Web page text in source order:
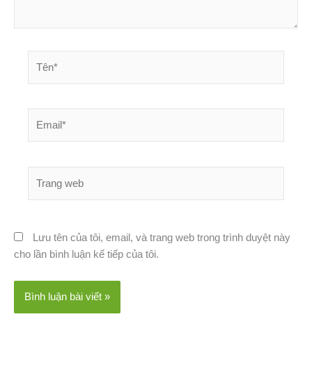
Lưu tên của tôi, email, và trang web trong trình duyệt này
cho lần bình luận kế tiếp của tôi.